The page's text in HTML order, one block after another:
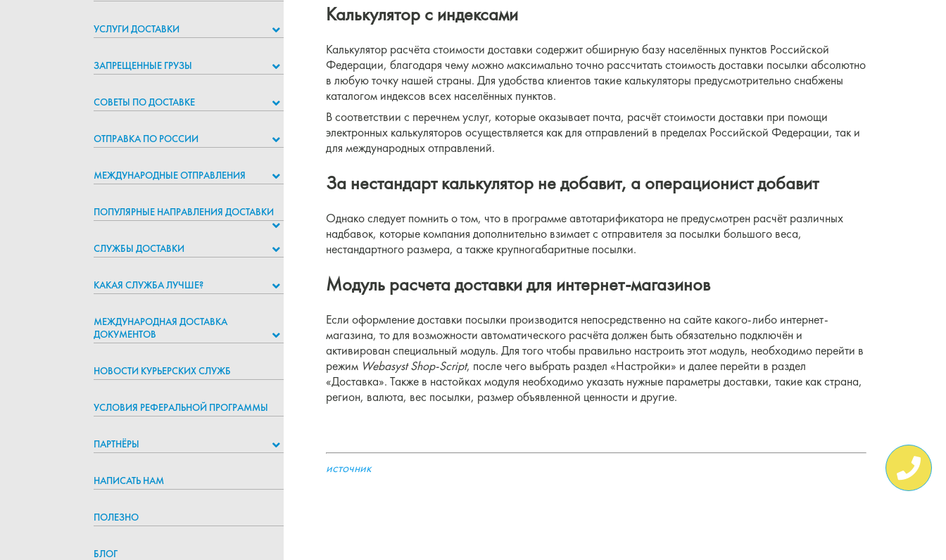
УСЛУГИ ДОСТАВКИ
ЗАПРЕЩЕННЫЕ ГРУЗЫ
СОВЕТЫ ПО ДОСТАВКЕ
ОТПРАВКА ПО РОССИИ
МЕЖДУНАРОДНЫЕ ОТПРАВЛЕНИЯ
ПОПУЛЯРНЫЕ НАПРАВЛЕНИЯ ДОСТАВКИ
СЛУЖБЫ ДОСТАВКИ
КАКАЯ СЛУЖБА ЛУЧШЕ?
МЕЖДУНАРОДНАЯ ДОСТАВКА
ДОКУМЕНТОВ
НОВОСТИ КУРЬЕРСКИХ СЛУЖБ
УСЛОВИЯ РЕФЕРАЛЬНОЙ ПРОГРАММЫ
ПАРТНЁРЫ
НАПИСАТЬ НАМ
ПОЛЕЗНО
БЛОГ
Калькулятор с индексами
Калькулятор расчёта стоимости доставки содержит обширную базу населённых пунктов Российской
Федерации, благодаря чему можно максимально точно рассчитать стоимость доставки посылки абсолютно
в любую точку нашей страны. Для удобства клиентов такие калькуляторы предусмотрительно снабжены
каталогом индексов всех населённых пунктов.
В соответствии с перечнем услуг, которые оказывает почта, расчёт стоимости доставки при помощи
электронных калькуляторов осуществляется как для отправлений в пределах Российской Федерации, так и
для международных отправлений.
За нестандарт калькулятор не добавит, а операционист добавит
Однако следует помнить о том, что в программе автотарификатора не предусмотрен расчёт различных
надбавок, которые компания дополнительно взимает с отправителя за посылки большого веса,
нестандартного размера, а также крупногабаритные посылки.
Модуль расчета доставки для интернет-магазинов
Если оформление доставки посылки производится непосредственно на сайте какого-либо интернет-
магазина, то для возможности автоматического расчёта должен быть обязательно подключён и
активирован специальный модуль. Для того чтобы правильно настроить этот модуль, необходимо перейти в
режим Webasyst Shop-Script, после чего выбрать раздел «Настройки» и далее перейти в раздел
«Доставка». Также в настойках модуля необходимо указать нужные параметры доставки, такие как страна,
регион, валюта, вес посылки, размер объявленной ценности и другие.
источник